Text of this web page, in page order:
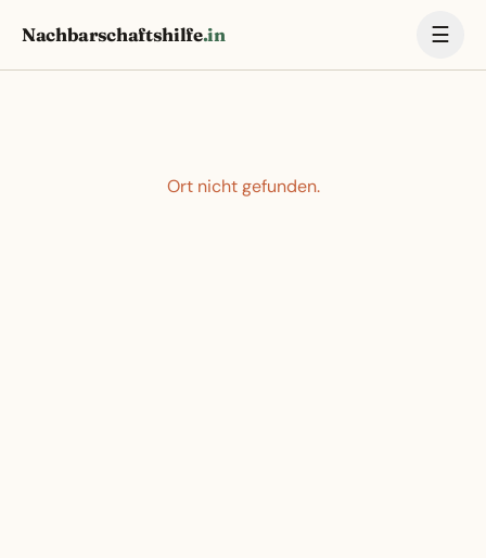
Nachbarschaftshilfe.in ☰
Ort nicht gefunden.